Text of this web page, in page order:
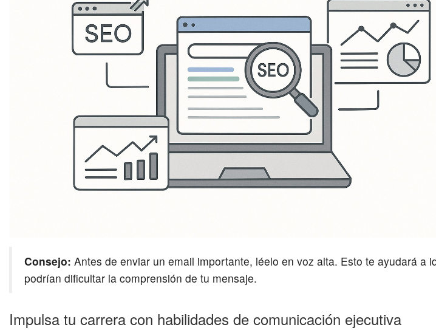
Consejo: Antes de enviar un email importante, léelo en voz alta. Esto te ayudará
podrían dificultar la comprensión de tu mensaje.
Impulsa tu carrera con habilidades de comunicación ejecutiva